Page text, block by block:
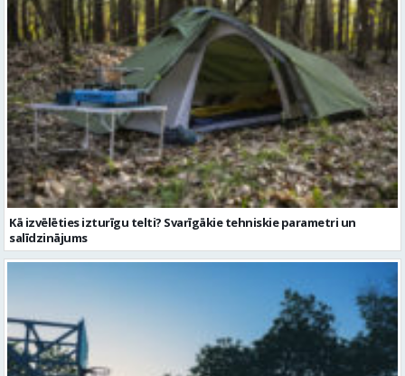
Kā izvēlēties izturīgu telti? Svarīgākie tehniskie parametri un
salīdzinājums